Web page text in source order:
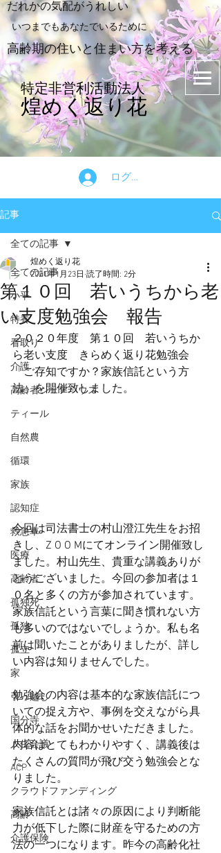
​だれかの気配がうれしい
​いつまでもあなたでいるために
​高齢期の住いと住まい方を考える
特定非営利活動法人
煌めく返り花
ログイン
記事
全ての記事
小平
特養
看取り
介護
高齢者シェアハウス
ティール
自然農
循環
家族
認知症
救急車
医療
高齢者
孤独死
孤独
孤立
家
引っ越し
国分寺
人生会議
ACP
クラウドファンディング
高齢
介護保険
全ての記事
第１０回 若いうちから老
い支度勉強会 報告
煌めく返り花
2021年1月23日 読了時間: 2分
２０２０年度　第１０回　若いうちか
ら老い支度　きらめく返り花勉強会
「ご存知ですか？家族信託という方
法」を開催致しました。
今回は司法書士の村山澄江先生をお招
きし、Z O O Mにてオンライン開催致し
ました。村山先生、貴重な講義ありが
とうございました。今回の参加者は１
０名と多くの方が参加されています。
家族信託という言葉に聞き慣れない方
も多いのではないでしょうか。私も名
前は聞いたことがありましたが、詳し
い内容は知りませんでした。
勉強会の内容は基本的な家族信託につ
いての捉え方や、事例を交えながら具
体的な話をお聞かせいただきました。
内容はとてもわかりやすく、講義後は
たくさんの質問が飛び交う勉強会とな
りました。
家族信託とは諸々の原因により判断能
力が低下した際に財産を守るための方
法の一つになります。昨今の高齢化社